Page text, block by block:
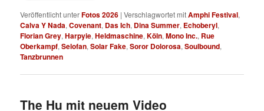
Veröffentlicht unterFotos 2026 |Verschlagwortet mitAmphi Festival,
Calva Y Nada,Covenant, Das Ich, Dina Summer, Echoberyl,
Florian Grey,Harpyie,Heldmaschine,Köln,Mono Inc., Rue
Oberkampf,Selofan,Solar Fake,Soror Dolorosa,Soulbound,
Tanzbrunnen
The Hu mit neuem Video